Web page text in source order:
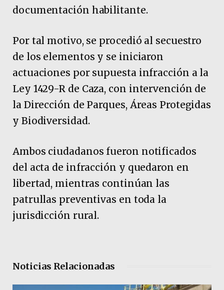
documentación habilitante.
Por tal motivo, se procedió al secuestro
de los elementos y se iniciaron
actuaciones por supuesta infracción a la
Ley 1429-R de Caza, con intervención de
la Dirección de Parques, Áreas Protegidas
y Biodiversidad.
Ambos ciudadanos fueron notificados
del acta de infracción y quedaron en
libertad, mientras continúan las
patrullas preventivas en toda la
jurisdicción rural.
Noticias Relacionadas